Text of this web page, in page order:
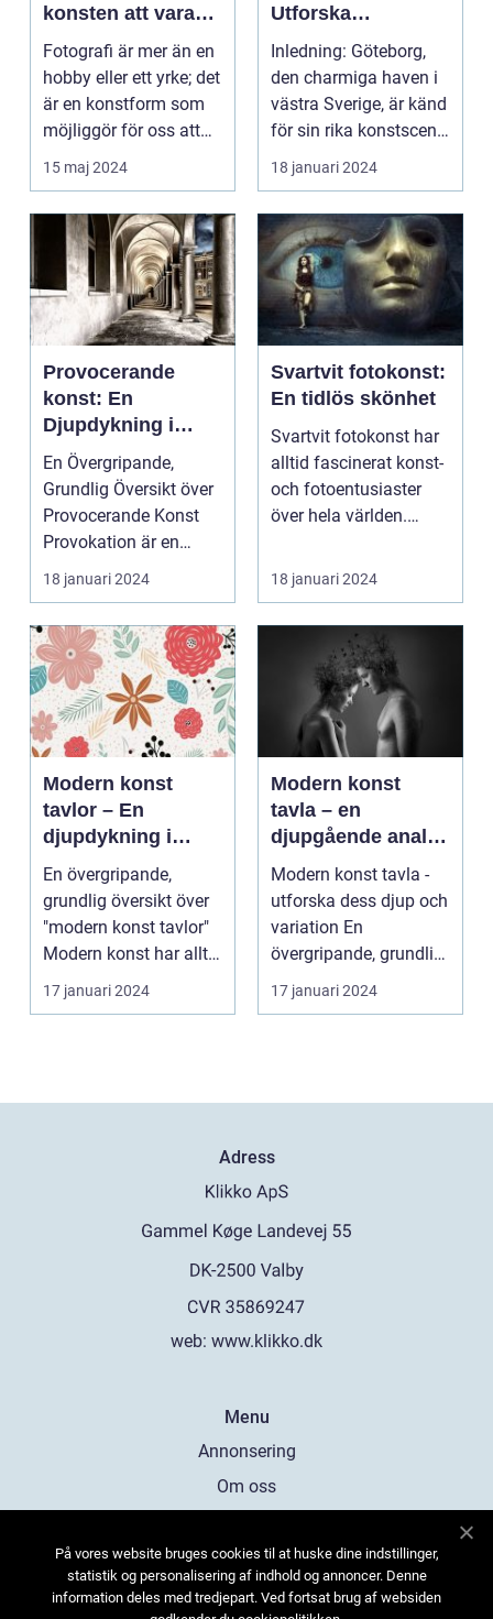
konsten att vara
fotograf
Fotografi är mer än en
hobby eller ett yrke; det
är en konstform som
möjliggör för oss att
frysa ögo...
15 maj 2024
Utforska
Göteborgs
konstscen genom
motiv och
målningar
Inledning: Göteborg,
den charmiga haven i
västra Sverige, är känd
för sin rika konstscen
och inspire...
18 januari 2024
Provocerande
konst: En
Djupdykning i
Kontrovers och
Skapande
En Övergripande,
Grundlig Översikt över
Provocerande Konst
Provokation är en
central del av
konsten...
18 januari 2024
Svartvit fotokonst:
En tidlös skönhet
Svartvit fotokonst har
alltid fascinerat konst-
och fotoentusiaster
över hela världen.
18 januari 2024
Modern konst
tavlor – En
djupdykning i
konstvärlden
En övergripande,
grundlig översikt över
"modern konst tavlor"
Modern konst har alltid
varit en dyna...
17 januari 2024
Modern konst
tavla – en
djupgående analys
av denna
konstform
Modern konst tavla -
utforska dess djup och
variation En
övergripande, grundlig
översikt över "mod...
17 januari 2024
Adress
web: www.klikko.dk
Menu
Annonsering
Om oss
Kontakta oss
Sitemap
På vores website bruges cookies til at huske dine indstillinger,
statistik og personalisering af indhold og annoncer. Denne
information deles med tredjepart. Ved fortsat brug af websiden